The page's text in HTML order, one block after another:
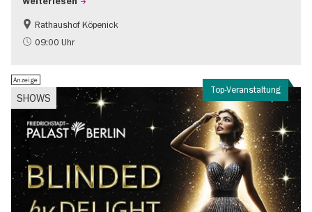
Geschichte
Going local Berlin
Rathaushof Köpenick
09:00 Uhr
Top-Veranstaltung
SHOWS
Anzeige